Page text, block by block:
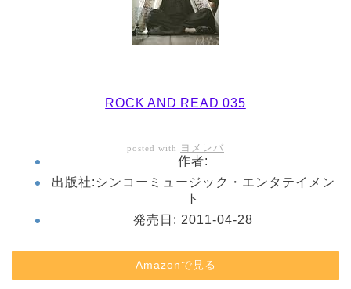
ROCK AND READ 035
posted with ヨメレバ
作者:
出版社: シンコーミュージック・エンタテイメン
ト
発売日: 2011-04-28
Amazonで見る